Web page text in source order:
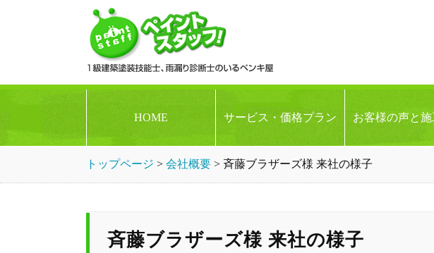
HOME サービス・価格プラン お客様の声と施
トップページ > 会社概要 > 斉藤ブラザーズ様 来社の様子
斉藤ブラザーズ様 来社の様子